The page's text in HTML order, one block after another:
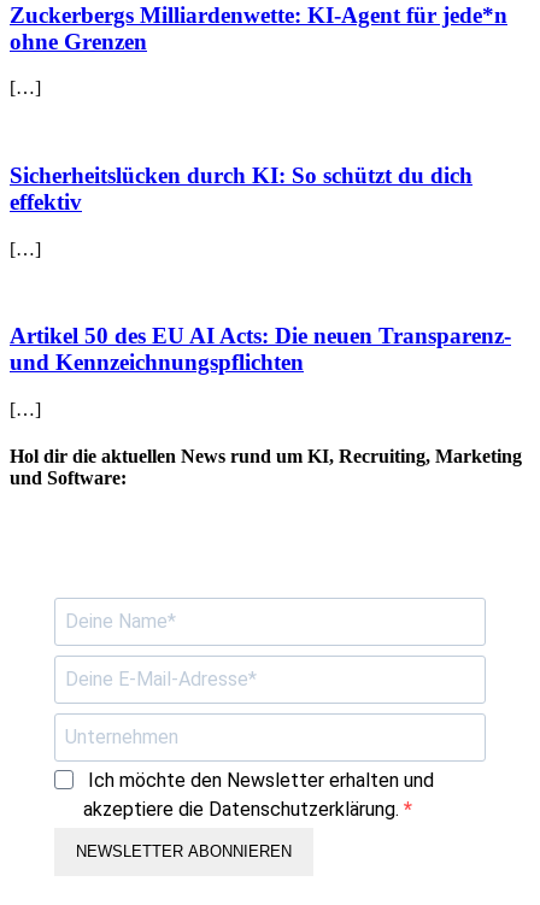
Zuckerbergs Milliardenwette: KI-Agent für jede*n
ohne Grenzen
[…]
Sicherheitslücken durch KI: So schützt du dich
effektiv
[…]
Artikel 50 des EU AI Acts: Die neuen Transparenz-
und Kennzeichnungspflichten
[…]
Hol dir die aktuellen News rund um KI, Recruiting, Marketing
und Software:
Ich möchte den Newsletter erhalten und
akzeptiere die Datenschutzerklärung.
NEWSLETTER ABONNIEREN